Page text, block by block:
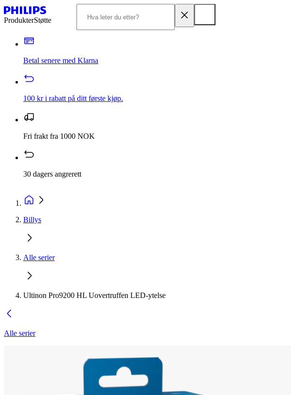
ProdukterStøtte
Betal senere med Klarna
100 kr i rabatt på ditt første kjøp.
Fri frakt fra 1000 NOK
30 dagers angrerett
Billys
Alle serier
Ultinon Pro9200 HL Uovertruffen LED-ytelse
Alle serier